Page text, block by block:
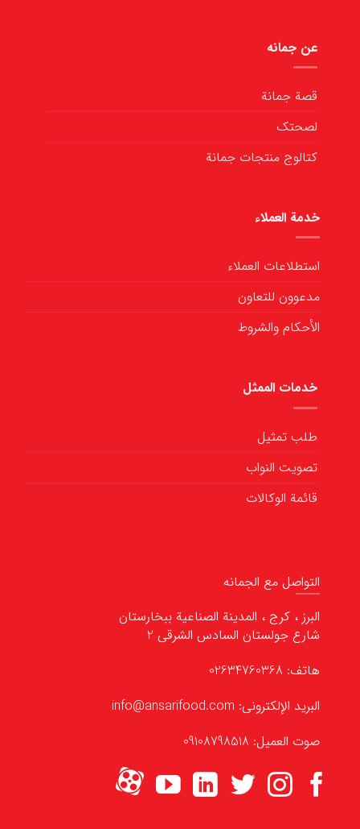
عن جمانه
قصة جمانة
لصحتك
كتالوج منتجات جمانة
خدمة العملاء
استطلاعات العملاء
مدعوون للتعاون
الأحكام والشروط
خدمات الممثل
طلب تمثيل
تصويت النواب
قائمة الوكالات
التواصل مع الجمانه
البرز ، كرج ، المدينة الصناعية ببخارستان
شارع جولستان السادس الشرقي 2
هاتف: 02634760368
البريد الإلكتروني: info@ansarifood.com
صوت العميل: 09108798518